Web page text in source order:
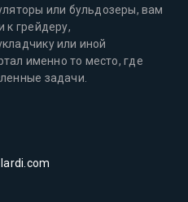
или бульдозеры, вам
к грейдеру,
или иной
именно то место, где
задачи.